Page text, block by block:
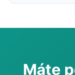
Máte